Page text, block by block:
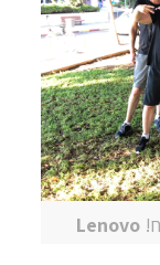
Lenovo